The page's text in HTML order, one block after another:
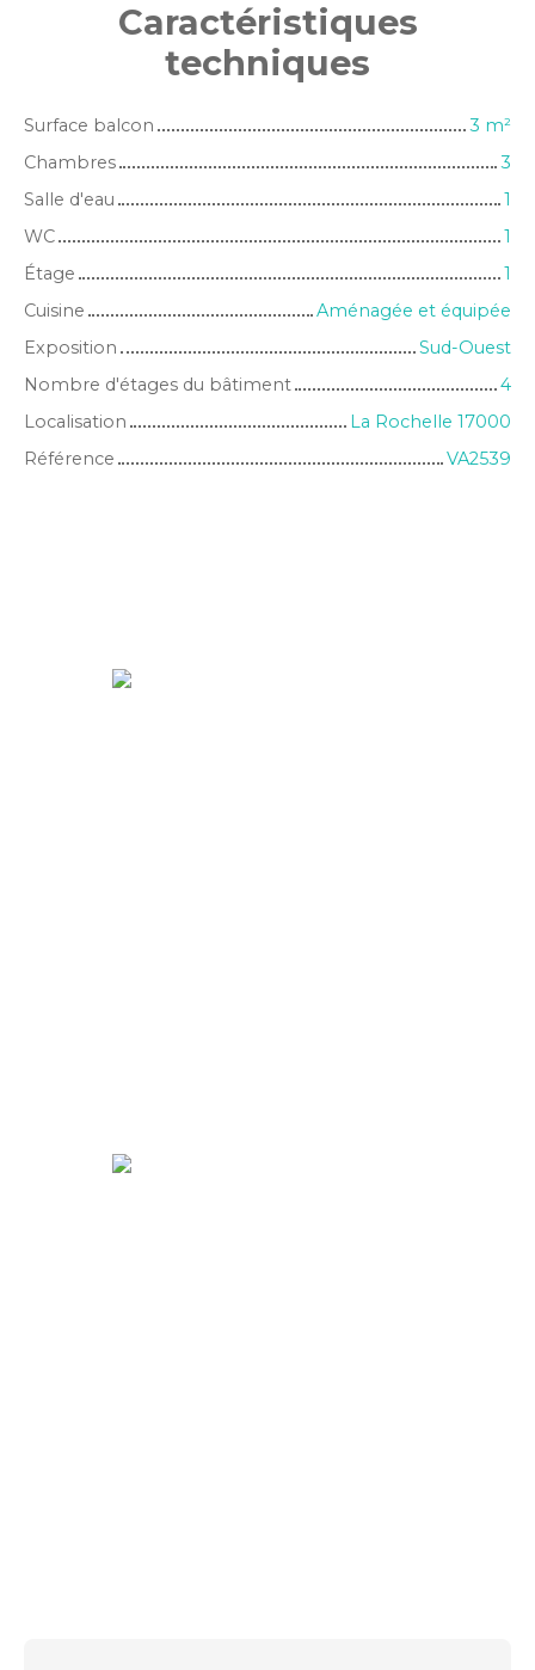
Caractéristiques
techniques
Surface balcon 3 m²
Chambres
3
Salle d'eau
1
WC
1
Étage
1
Cuisine
Aménagée et équipée
Exposition
Sud-Ouest
Nombre d'étages du bâtiment
4
Localisation
La Rochelle 17000
Référence
VA2539